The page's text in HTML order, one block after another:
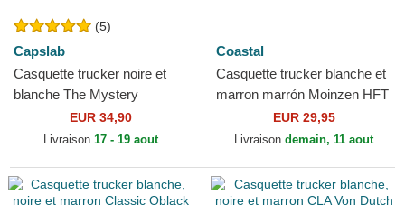
(5)
Capslab
Casquette trucker noire et
blanche The Mystery
Machine SD3 VAN Scooby-
Doo Capslab
EUR 34,90
Livraison 17 - 19 aout
Coastal
Casquette trucker blanche et
marron marrón Moinzen HFT
EUR 29,95
Livraison demain, 11 aout